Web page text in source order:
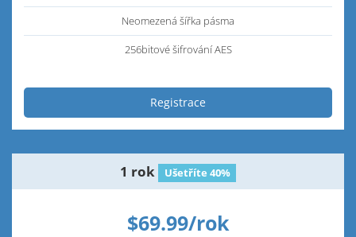
Neomezená šířka pásma
256bitové šifrování AES
Registrace
1 rok Ušetříte 40%
$69.99/rok